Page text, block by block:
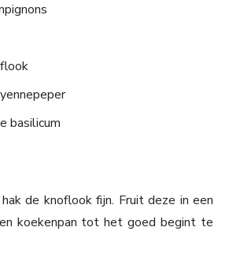
basilicum
de knoflook fijn. Fruit deze in een
koekenpan tot het goed begint te